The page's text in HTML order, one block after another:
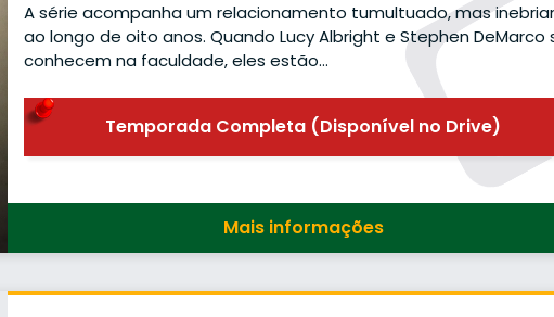
A série acompanha um relacionamento tumultuado, mas
ao longo de oito anos. Quando Lucy Albright e Stephen DeMarco
conhecem na faculdade, eles estão…
Temporada Completa (Disponível no Drive)
Mais informações